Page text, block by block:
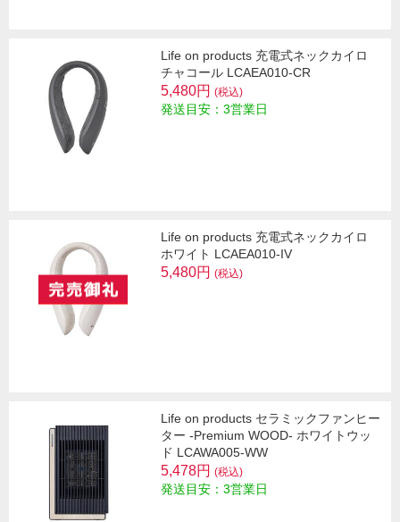
Life on products 充電式ネックカイロ
チャコール LCAEA010-CR
5,480円 (税込)
発送目安：3営業日
Life on products 充電式ネックカイロ
ホワイト LCAEA010-IV
5,480円 (税込)
Life on products セラミックファンヒー
ター -Premium WOOD- ホワイトウッ
ド LCAWA005-WW
5,478円 (税込)
発送目安：3営業日